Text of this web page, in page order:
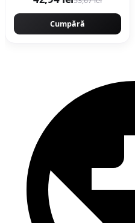
Cumpără